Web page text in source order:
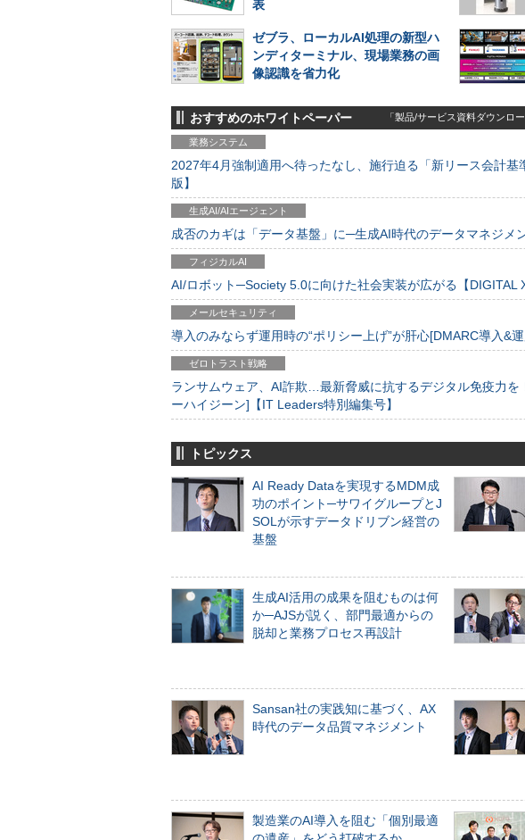
表
ゼブラ、ローカルAI処理の新型ハ
ンディターミナル、現場業務の画
像認識を省力化
おすすめのホワイトペーパー 「製品/サービス資料ダウンロ
業務システム
2027年4月強制適用へ待ったなし、施行迫る「新リース会計
版】
生成AI/AIエージェント
成否のカギは「データ基盤」に─生成AI時代のデータマネジメ
フィジカルAI
AI/ロボット─Society 5.0に向けた社会実装が広がる【DIGITAL
メールセキュリティ
導入のみならず運用時の“ポリシー上げ”が肝心[DMARC導入&
ゼロトラスト戦略
ランサムウェア、AI詐欺…最新脅威に抗するデジタル免疫力
ーハイジーン]【IT Leaders特別編集号】
トピックス
AI Ready Dataを実現するMDM成
功のポイント─サワイグループとJ
SOLが示すデータドリブン経営の
基盤
生成AI活用の成果を阻むものは何
か─AJSが説く、部門最適からの
脱却と業務プロセス再設計
Sansan社の実践知に基づく、AX
時代のデータ品質マネジメント
製造業のAI導入を阻む「個別最適